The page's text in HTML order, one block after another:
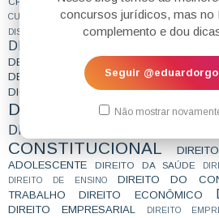
concursos jurídicos, mas no
complemento e dou
Seguir
Não mostrar
CTB
CURSO ESTUDO DE CASO - TRF4 CURSO
DISCURSIVA
CURSO PROVA ORAL
DEFENSORIA
DELEGADO CIVIL
DEPOIMENTO DE APROVADO
DICA DE OURO DICA ESPERTA
DIREITO
DIREITO AMBIENTAL
CONSTITUCIONAL
ADOLESCENTE
DIREITO DA SAÚDE
DIREITO DE ENSINO
DIREITO DO
TRABALHO
DIREITO ECONÔMICO
DIREITO EMPRESARIAL DIREITO